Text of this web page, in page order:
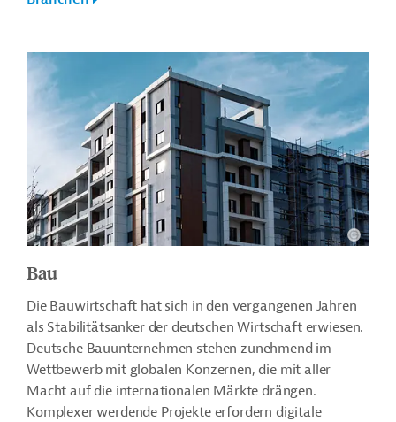
Bau
Die Bauwirtschaft hat sich in den vergangenen Jahren
als Stabilitätsanker der deutschen Wirtschaft erwiesen.
Deutsche Bauunternehmen stehen zunehmend im
Wettbewerb mit globalen Konzernen, die mit aller
Macht auf die internationalen Märkte drängen.
Komplexer werdende Projekte erfordern digitale